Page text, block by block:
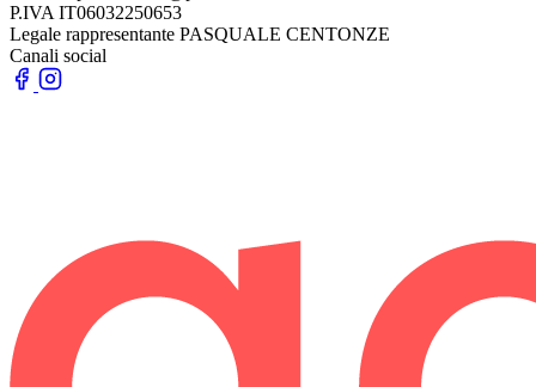
P.IVA IT06032250653
Legale rappresentante PASQUALE CENTONZE
Canali social